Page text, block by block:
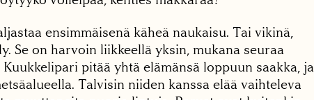
ensimmäisenä käheä naukaisu. Tai vikinä,
Se on harvoin liikkeellä yksin, mukana seuraa
pitää yhtä elämänsä loppuun saakka, ja
Talvisin niiden kanssa elää vaihteleva